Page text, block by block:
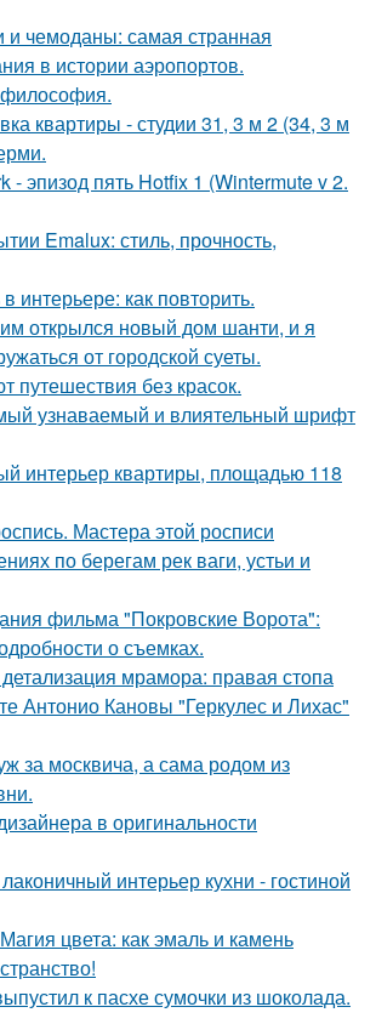
и чемоданы: самая странная
в истории аэропортов.
философия.
квартиры - студии 31, 3 м 2 (34, 3 м
- эпизод пять Hotfix 1 (Wintermute v 2.
Emalux: стиль, прочность,
интерьере: как повторить.
открылся новый дом шанти, и я
от городской суеты.
путешествия без красок.
узнаваемый и влиятельный шрифт
интерьер квартиры, площадью 118
Мастера этой росписи
по берегам рек ваги, устьи и
фильма "Покровские Ворота":
о съемках.
мрамора: правая стопа
Антонио Кановы "Геркулес и Лихас"
за москвича, а сама родом из
в оригинальности
интерьер кухни - гостиной
цвета: как эмаль и камень
к пасхе сумочки из шоколада.